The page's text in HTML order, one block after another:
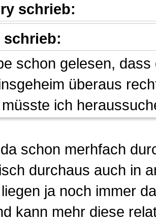
schrieb:
schrieb:
schon gelesen,
überaus
ich
schon merhfach
durchaus auch in
ja noch immer
kann mehr diese